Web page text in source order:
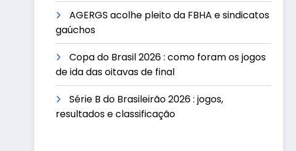
AGERGS acolhe pleito da FBHA e sindicatos
gaúchos
Copa do Brasil 2026 : como foram os jogos
de ida das oitavas de final
Série B do Brasileirão 2026 : jogos,
resultados e classificação